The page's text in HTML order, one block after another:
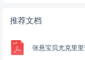
推荐文档
张悬宝贝尤克里